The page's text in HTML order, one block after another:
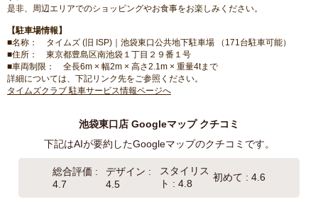
是非、周辺エリアでのショッピングやお食事をお楽しみください。
【駐車場情報】
■名称： タイムズ (旧 ISP)｜池袋東口公共地下駐車場 （171台駐車可能）
■住所： 東京都豊島区南池袋１丁目２９番１号
■車両制限： 全長6m × 幅2m × 高さ2.1m × 重量4tまで
詳細については、下記リンク先をご参照ください。
タイムズクラブ 駐車サービス情報ページへ
池袋東口店 Googleマップ クチコミ
下記はAIが要約したGoogleマップのクチコミです。
総合評価 :
4.7
デザイン :
4.5
スタイリス
ト : 4.8
初めて : 4.6